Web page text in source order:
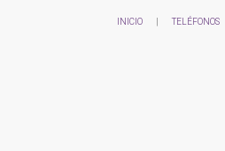
INICIO TELÉFONOS